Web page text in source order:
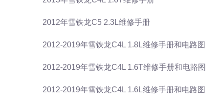
2012年雪铁龙C5 2.3L维修手册
2012-2019年雪铁龙C4L 1.8L维修手册和电路图
2012-2019年雪铁龙C4L 1.6T维修手册和电路图
2012-2019年雪铁龙C4L 1.6L维修手册和电路图